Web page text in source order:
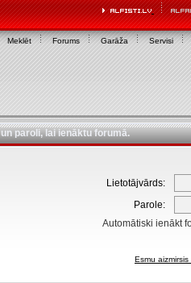
Meklēt Forums Garāža Servisi
paroli, lai ienāktu forumā.
Lietotājvārds:
Parole:
Automātiski ienākt
Esmu